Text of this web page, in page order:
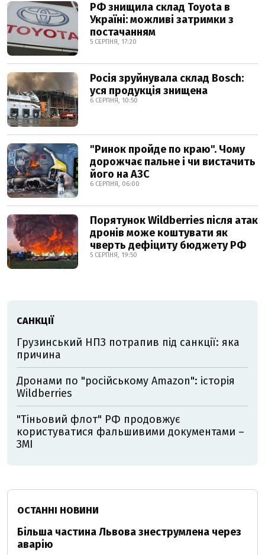
РФ знищила склад Toyota в
Україні: можливі затримки з
постачанням
5 СЕРПНЯ, 17:20
Росія зруйнувала склад Bosch:
уся продукція знищена
6 СЕРПНЯ, 10:50
"Ринок пройде по краю". Чому
дорожчає пальне і чи вистачить
його на АЗС
6 СЕРПНЯ, 06:00
Порятунок Wildberries після атак
дронів може коштувати як
чверть дефіциту бюджету РФ
5 СЕРПНЯ, 19:50
САНКЦІЇ
Грузинський НПЗ потрапив під санкції: яка
причина
Дронами по "російському Amazon": історія
Wildberries
"Тіньовий флот" РФ продовжує
користуватися фальшивими документами –
ЗМІ
ОСТАННІ НОВИНИ
Більша частина Львова знеструмлена через
аварію